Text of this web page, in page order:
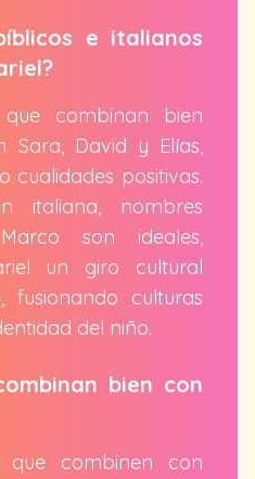
e italianos
combinan bien
Sara, David y Elías,
cualidades positivas.
italiana, nombres
son ideales,
un giro cultural
fusionando culturas
del niño.
bien con
que combinen con